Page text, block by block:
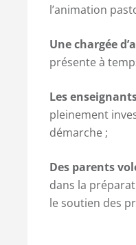
l’animation
Une chargée
présente à
Les
pleinement
démarche ;
Des parents
dans la
le soutien des